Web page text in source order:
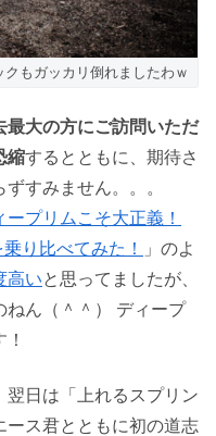
もガッカリ倒れましたわｗ
最大の方にご訪問いただ
縮するとともに、期待さ
すみません。。。
ープリムこそ大正義！
り比べてみた！
」のよ
高いと思ってましたが、
ねん（＾＾） ディープ
翌日は「上れるスプリン
ース君とともに初の道志